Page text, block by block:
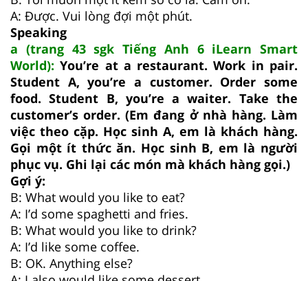
A: Được. Vui lòng đợi một phút.
Speaking
a (trang 43 sgk Tiếng Anh 6 iLearn Smart
World): You’re at a restaurant. Work in pair.
Student A, you’re a customer. Order some
food. Student B, you’re a waiter. Take the
customer’s order. (Em đang ở nhà hàng. Làm
việc theo cặp. Học sinh A, em là khách hàng.
Gọi một ít thức ăn. Học sinh B, em là người
phục vụ. Ghi lại các món mà khách hàng gọi.)
Gợi ý:
B: What would you like to eat?
A: I’d some spaghetti and fries.
B: What would you like to drink?
A: I’d like some coffee.
B: OK. Anything else?